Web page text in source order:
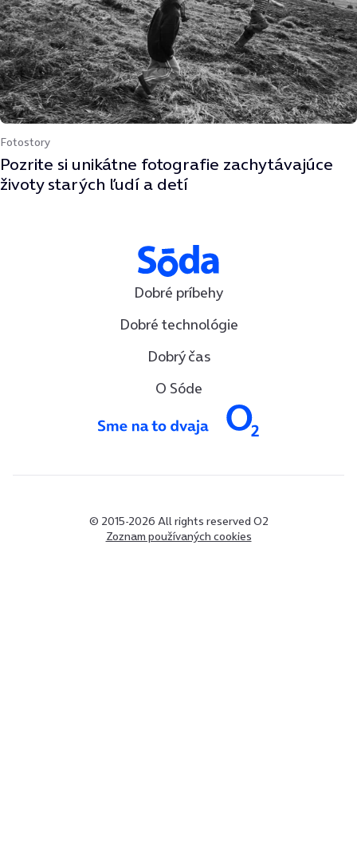
Fotostory
Pozrite si unikátne fotografie zachytávajúce
životy starých ľudí a detí
Dobré príbehy
Dobré technológie
Dobrý čas
O Sóde
© 2015-2026 All rights reserved O2
Zoznam používaných cookies